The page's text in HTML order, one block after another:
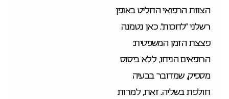
הצוות הרפואי החליט באופן
רשלני “לחכות”. כאן נטמנה
פצצת הזמן המשפטית:
הרופאים הניחו, ללא ביסוס
מספיק, שמדובר בבעיה
חולפת בשליה. זאת, למרות